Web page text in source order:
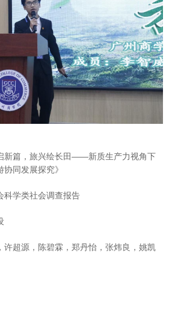
新篇，旅兴绘长田——新质生产力视角下
同发展探究》
科学类社会调查报告
许超源，陈碧霖，郑丹怡，张炜良，姚凯